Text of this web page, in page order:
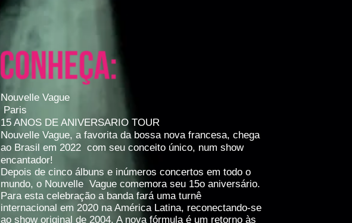
Nouvelle Vague
Paris
15 ANOS DE ANIVERSARIO TOUR
Nouvelle Vague, a favorita da bossa nova francesa, chega
ao Brasil em 2022 com seu conceito único, num show
encantador!
Depois de cinco álbuns e inúmeros concertos em todo o
mundo, o Nouvelle Vague comemora seu 15o aniversário.
Para esta celebração a banda fará uma turnê
internacional em 2020 na América Latina, reconectando-se
ao show original de 2004. A nova fórmula é um retorno às